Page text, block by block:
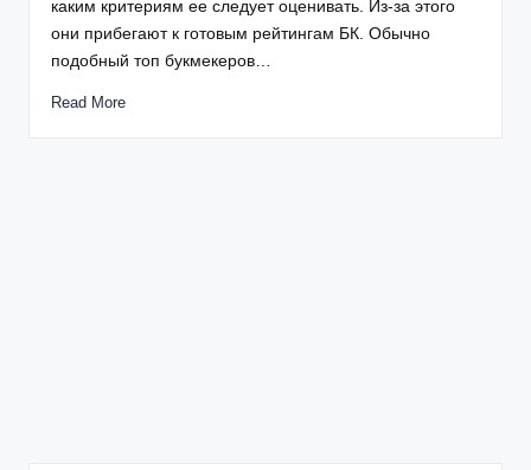
каким критериям ее следует оценивать. Из-за этого
они прибегают к готовым рейтингам БК. Обычно
подобный топ букмекеров…
Read More